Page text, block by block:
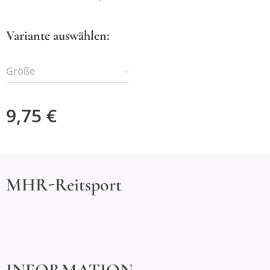
Variante auswählen:
Größe
9,75 €
MHR-Reitsport